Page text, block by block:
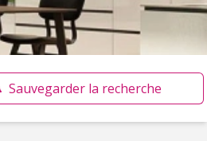
Sauvegarder la recherche